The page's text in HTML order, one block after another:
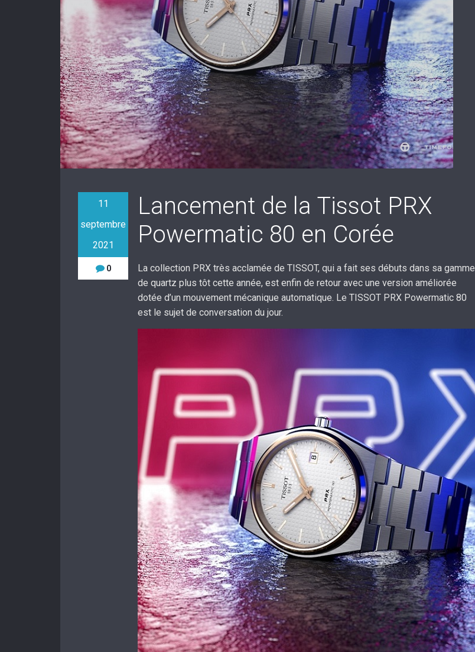
11
septembre
2021
0
Lancement de la Tissot PRX
Powermatic 80 en Corée
La collection PRX très acclamée de TISSOT, qui a fait ses débuts dans sa gamme
de quartz plus tôt cette année, est enfin de retour avec une version améliorée
dotée d’un mouvement mécanique automatique. Le TISSOT PRX Powermatic 80
est le sujet de conversation du jour.